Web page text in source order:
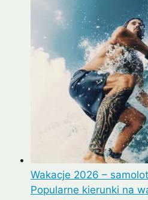
Wakacje 2026 –
Popularne kierunki na